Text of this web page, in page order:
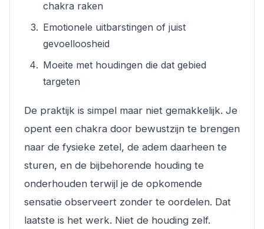
chakra raken
Emotionele uitbarstingen of juist
gevoelloosheid
Moeite met houdingen die dat gebied
targeten
De praktijk is simpel maar niet gemakkelijk. Je
opent een chakra door bewustzijn te brengen
naar de fysieke zetel, de adem daarheen te
sturen, en de bijbehorende houding te
onderhouden terwijl je de opkomende
sensatie observeert zonder te oordelen. Dat
laatste is het werk. Niet de houding zelf.